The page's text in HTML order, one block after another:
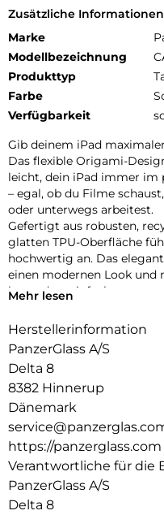
Zusätzliche Informationen
Marke
Modellbezeichnung
Produkttyp
Farbe
Verfügbarkeit
Gib deinem iPad
Das flexible Origami-
leicht, dein iPad immer im
– egal, ob du Filme
oder unterwegs arbeitest.
Gefertigt aus robusten,
glatten TPU-Oberfläche
hochwertig an. Das
einen modernen Look und
besonders einfach.
verstärkten Ecken, die den
Erschütterungen
Halterung für deinen
griffbereit.
Bist du bereit, dein iPad
Die iPad Essential Hülle
in einem cleveren Design
halten, egal wohin dich der
Mehr lesen
Herstellerinformation
PanzerGlass A/S
Delta 8
8382 Hinnerup
Dänemark
https://panzerglass.com
Verantwortliche für die
PanzerGlass A/S
Delta 8